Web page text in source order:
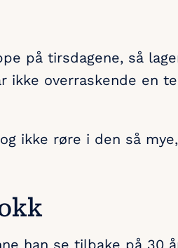
på tirsdagene, så
ikke overraskende en
ikke røre i den så
han se tilbake på 30